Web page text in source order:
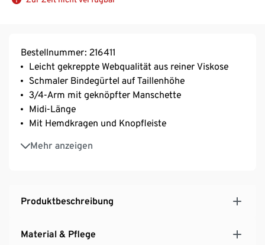
Bestellnummer: 216411
Leicht gekreppte Webqualität aus reiner Viskose
Schmaler Bindegürtel auf Taillenhöhe
3/4-Arm mit geknöpfter Manschette
Midi-Länge
Mit Hemdkragen und Knopfleiste
Mehr anzeigen
Brustabnäher für eine optimale Passform
Knöpfe in Perlmuttoptik
Produktbeschreibung
Material & Pflege